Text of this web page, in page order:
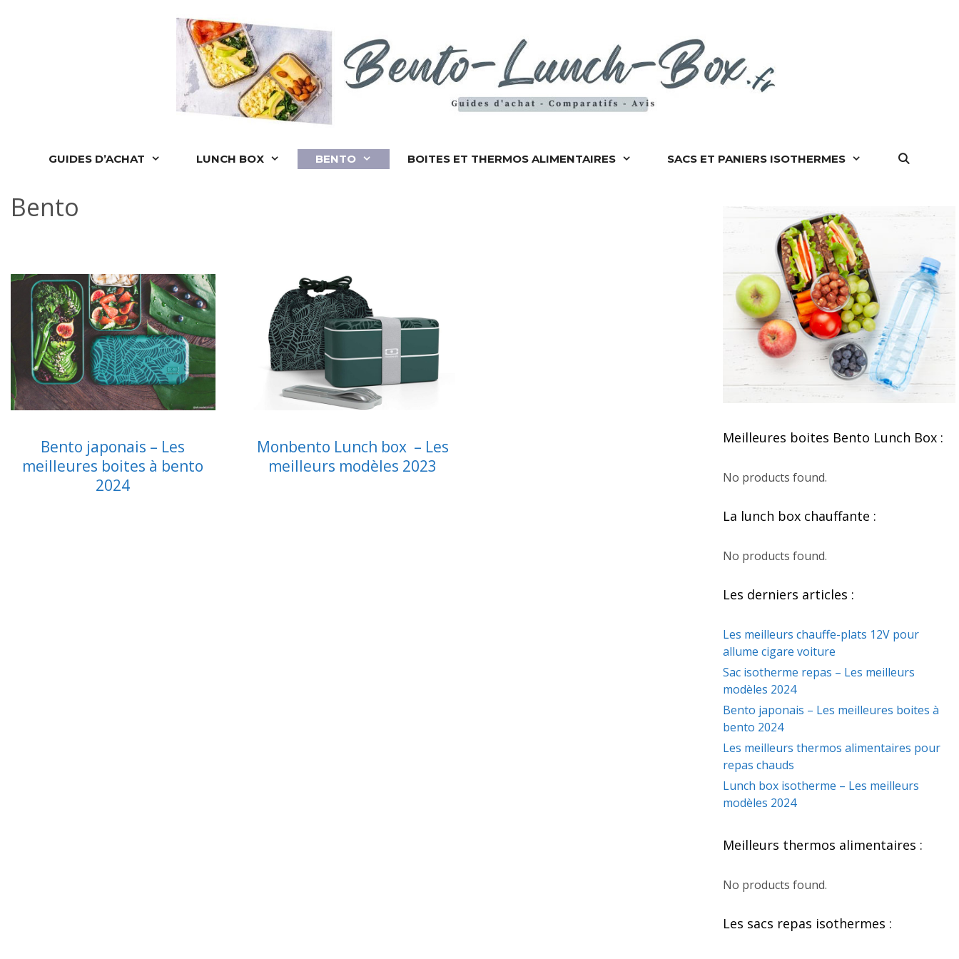
GUIDES D’ACHAT LUNCH BOX BENTO BOITES ET THERMOS ALIMENTAIRES SACS ET PANIERS ISOTHERMES
Bento
Bento japonais – Les
meilleures boites à bento
2024
Monbento Lunch box – Les
meilleurs modèles 2023
Meilleures boites Bento Lunch Box :
No products found.
La lunch box chauffante :
No products found.
Les derniers articles :
Les meilleurs chauffe-plats 12V pour
allume cigare voiture
Sac isotherme repas – Les meilleurs
modèles 2024
Bento japonais – Les meilleures boites à
bento 2024
Les meilleurs thermos alimentaires pour
repas chauds
Lunch box isotherme – Les meilleurs
modèles 2024
Meilleurs thermos alimentaires :
No products found.
Les sacs repas isothermes :